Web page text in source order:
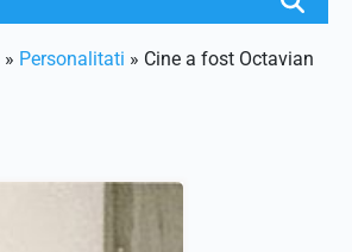
» Personalitati » Cine a fost Octavian